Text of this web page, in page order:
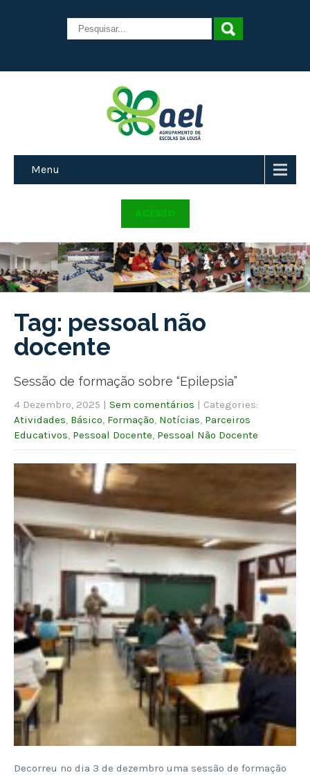
Menu
ACESSO
Tag: pessoal não
docente
Sessão de formação sobre “Epilepsia”
4 Dezembro, 2025 | Sem comentários | Categories:
Atividades Básico Formação Notícias Parceiros
Educativos Pessoal Docente Pessoal Não Docente
Decorreu no dia 3 de dezembro uma sessão de formação